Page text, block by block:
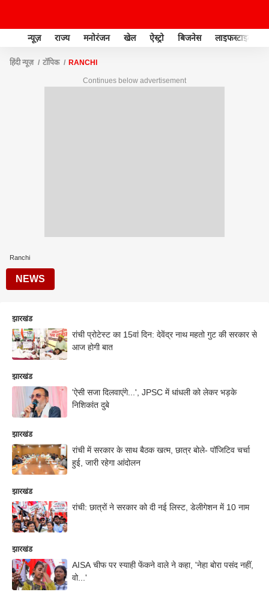
न्यूज़ राज्य मनोरंजन खेल ऐस्ट्रो बिजनेस लाइफस्टाइल
हिंदी न्यूज़ टॉपिक RANCHI
Continues below advertisement
Ranchi
NEWS
झारखंड
रांची प्रोटेस्ट का 15वां दिन: देवेंद्र नाथ महतो गुट की सरकार से
आज होगी बात
झारखंड
'ऐसी सजा दिलवाएंगे...', JPSC में धांधली को लेकर भड़के
निशिकांत दुबे
झारखंड
रांची में सरकार के साथ बैठक खत्म, छात्र बोले- पॉजिटिव चर्चा
हुई, जारी रहेगा आंदोलन
झारखंड
रांची: छात्रों ने सरकार को दी नई लिस्ट, डेलीगेशन में 10 नाम
झारखंड
AISA चीफ पर स्याही फेंकने वाले ने कहा, 'नेहा बोरा पसंद नहीं,
वो...'